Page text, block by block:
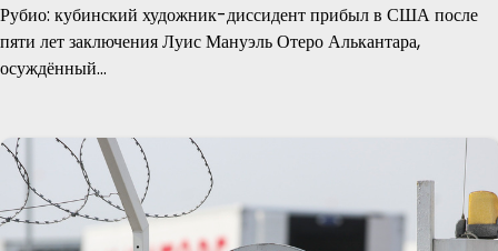
Рубио: кубинский художник-диссидент прибыл в США после
пяти лет заключения Луис Мануэль Отеро Алькантара,
осуждённый…